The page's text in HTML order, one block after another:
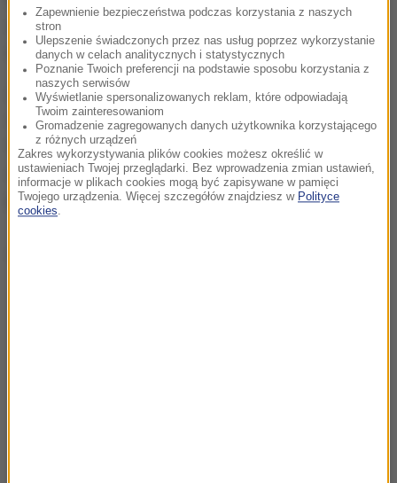
wygrał z konserwatywnym Bolsonaro niewielką
różnicą głosów.
Z wtorkowego komunikatu policji wynika, że w
szturmie na urzędy państwowe wzięło udział ponad
9 tys. osób, z których 1,5 tys. zostało w poniedziałek
zatrzymanych. W areszcie przebywało w środę
prawie 600 uczestników zamieszek.
Zapewnienie bezpieczeństwa podczas korzystania z naszych
stron
Ulepszenie świadczonych przez nas usług poprzez wykorzystanie
danych w celach analitycznych i statystycznych
Poznanie Twoich preferencji na podstawie sposobu korzystania z
naszych serwisów
Wyświetlanie spersonalizowanych reklam, które odpowiadają
Twoim zainteresowaniom
Gromadzenie zagregowanych danych użytkownika korzystającego
z różnych urządzeń
Zakres wykorzystywania plików cookies możesz określić w
ustawieniach Twojej przeglądarki. Bez wprowadzenia zmian ustawień,
informacje w plikach cookies mogą być zapisywane w pamięci
Twojego urządzenia. Więcej szczegółów znajdziesz w Polityce
cookies.